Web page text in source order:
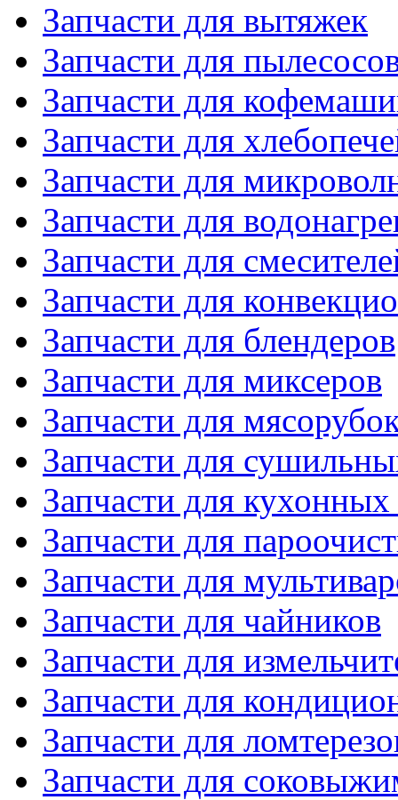
Запчасти для вытяжек
Запчасти для
Запчасти для
Запчасти для
Запчасти для
Запчасти для
Запчасти для
Запчасти для
Запчасти для блендеров
Запчасти для миксеров
Запчасти для
Запчасти для
Запчасти для
Запчасти для
Запчасти для
Запчасти для чайников
Запчасти для
Запчасти для
Запчасти для
Запчасти для